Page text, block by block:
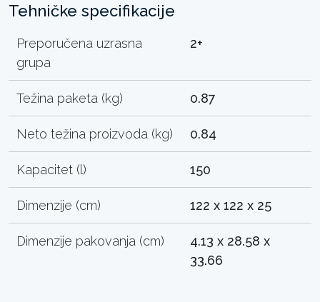
Tehničke specifikacije
Preporučena uzrasna
grupa
2+
Težina paketa (kg) 0.87
Neto težina proizvoda (kg) 0.84
Kapacitet (l) 150
Dimenzije (cm) 122 x 122 x 25
Dimenzije pakovanja (cm)
4.13 x 28.58 x
33.66